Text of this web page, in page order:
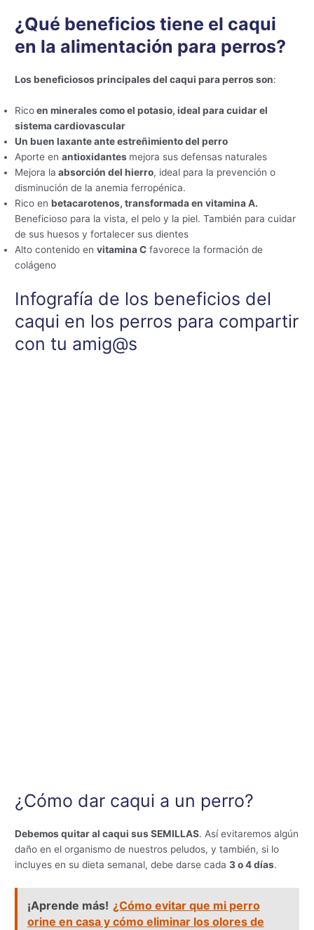
¿Qué beneficios tiene el caqui
en la alimentación para perros?
Los beneficiosos principales del caqui para perros son:
Ricoen minerales como el potasio, ideal para cuidar el
sistema cardiovascular
Un buen laxante ante estreñimiento del perro
Aporte enantioxidantes mejora sus defensas naturales
Mejora la absorción del hierro, ideal para la prevención o
disminución de la anemia ferropénica.
Rico enbetacarotenos, transformada en vitamina A.
Beneficioso para la vista, el pelo y la piel. También para cuidar
de sus huesos y fortalecer sus dientes
Alto contenido envitamina C favorece la formación de
colágeno
Infografía de los beneficios del
caqui en los perros para compartir
con tu amig@s
¿Cómo dar caqui a un perro?
Debemos quitar al caqui sus SEMILLAS. Así evitaremos algún
daño en el organismo de nuestros peludos, y también, si lo
incluyes en su dieta semanal, debe darse cada3 o 4 días.
¡Aprende más! ¿Cómo evitar que mi perro
orine en casa y cómo eliminar los olores de